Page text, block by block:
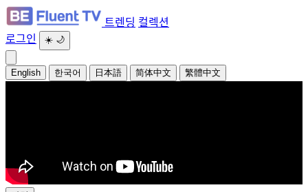
트렌딩 컬렉션
로그인
☀️ 🌙
English 한국어 日本語 简体中文 繁體中文